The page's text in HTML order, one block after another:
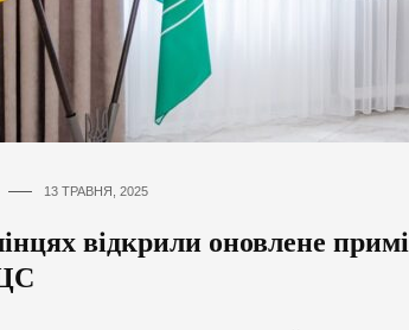
13 ТРАВНЯ, 2025
відкрили оновлене